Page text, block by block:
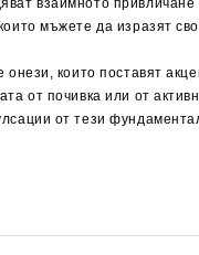
взаимното
мъжете да изразят
онези, които поставят
от почивка или от
от тези